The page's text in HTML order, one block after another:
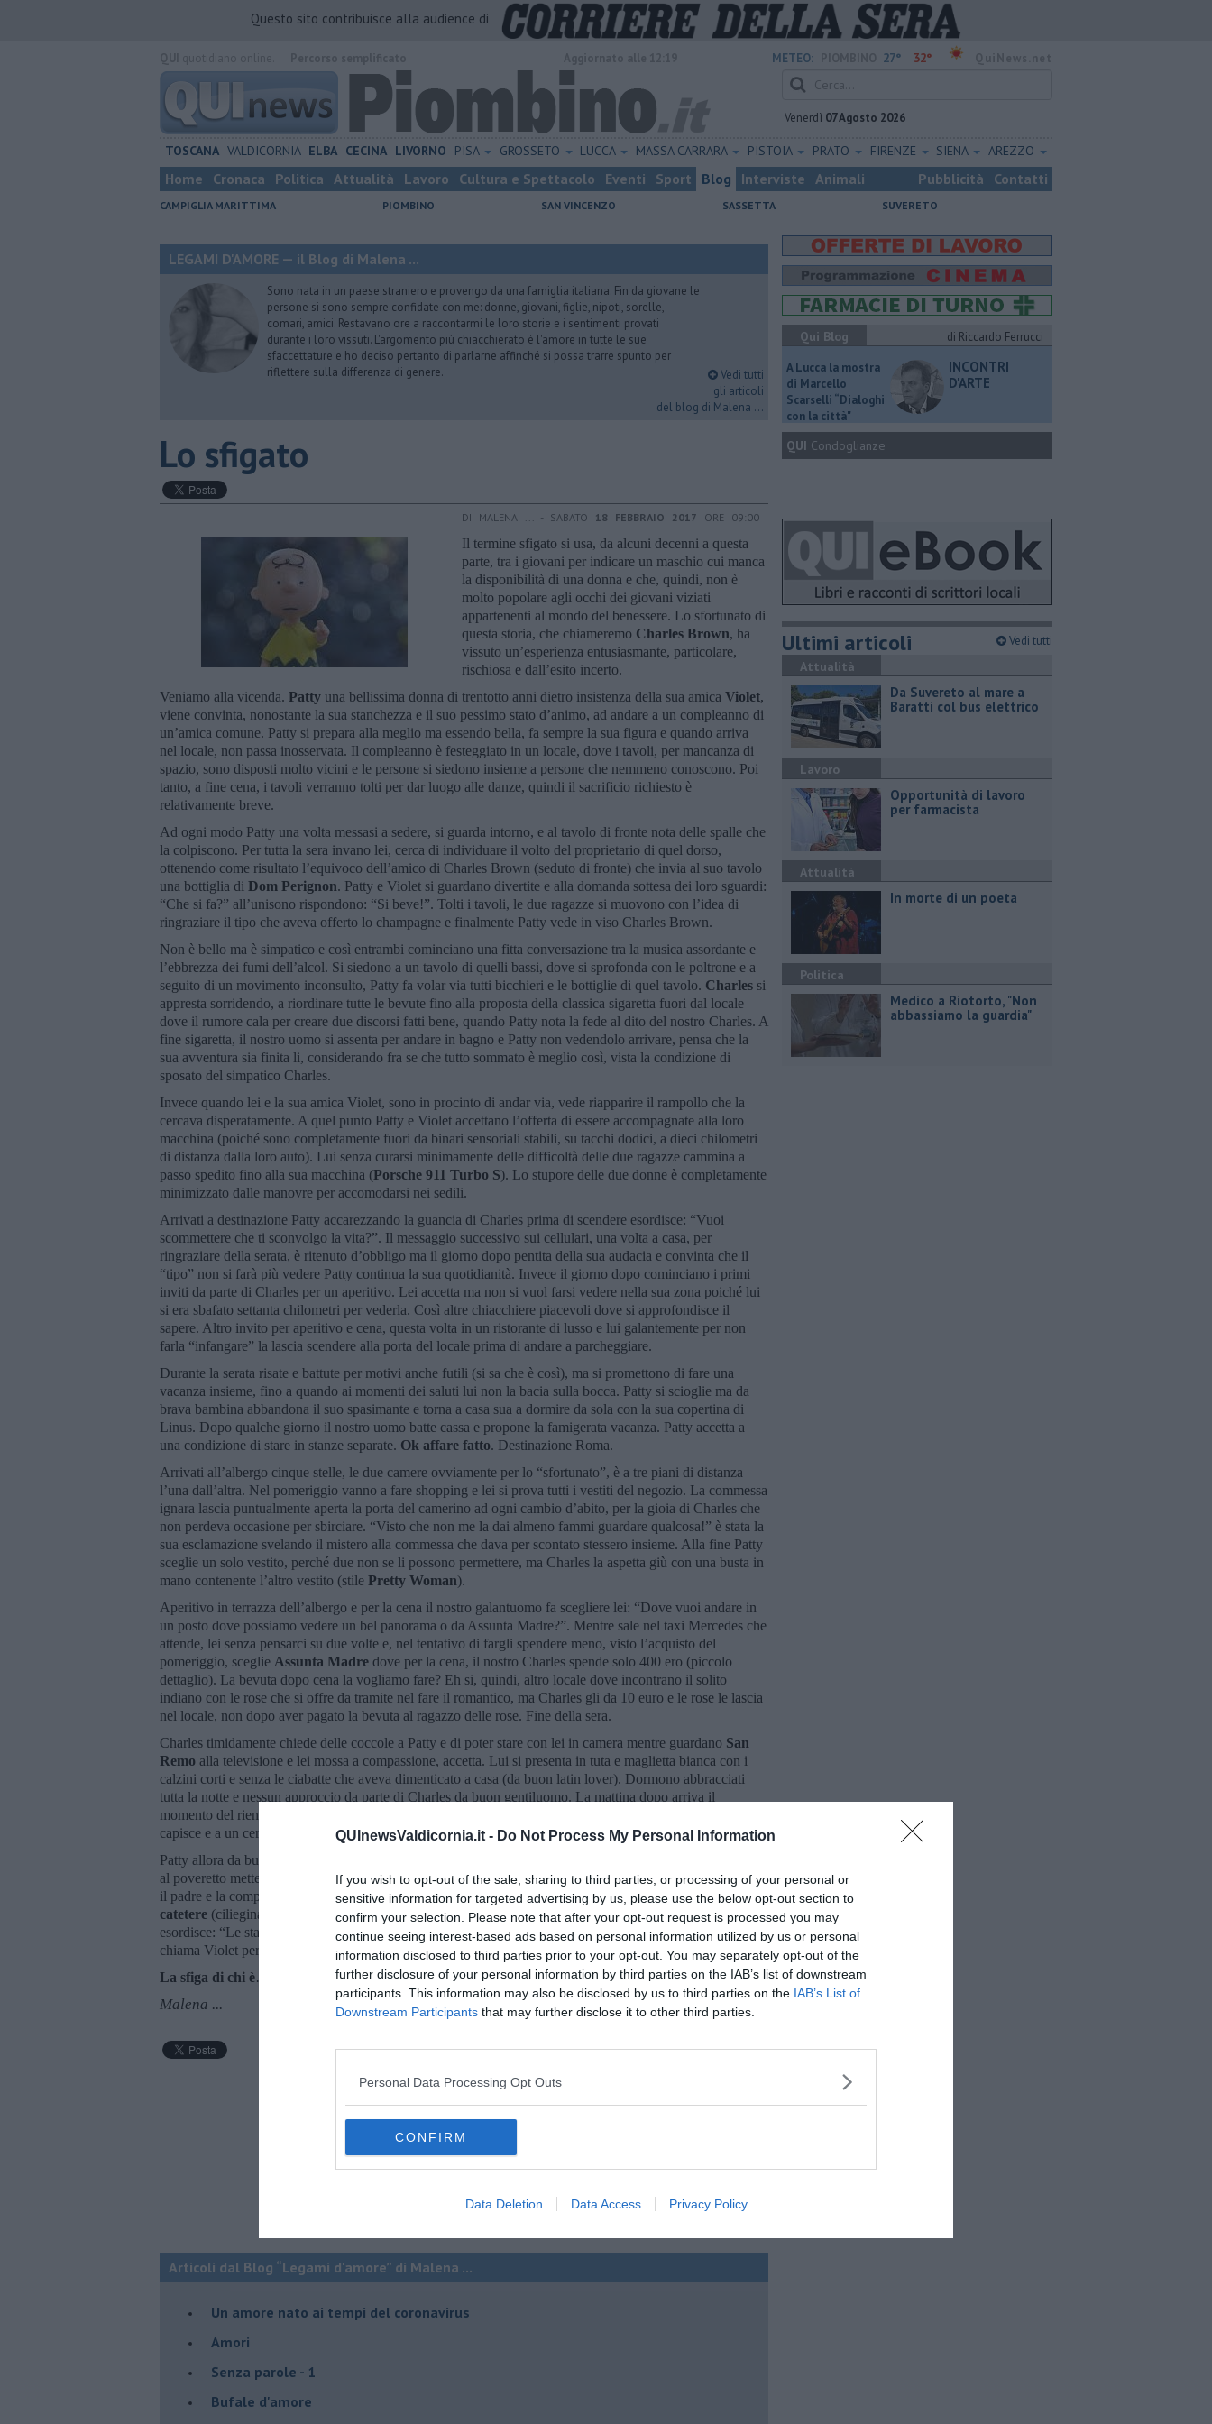
QUInewsValdicornia.it - Do Not Process My Personal Information
If you wish to opt-out of the sale, sharing to third parties, or processing of your personal or
sensitive information for targeted advertising by us, please use the below opt-out section to
confirm your selection. Please note that after your opt-out request is processed you may
continue seeing interest-based ads based on personal information utilized by us or personal
information disclosed to third parties prior to your opt-out. You may separately opt-out of the
further disclosure of your personal information by third parties on the IAB’s list of downstream
participants. This information may also be disclosed by us to third parties on the IAB’s List of
Downstream Participants that may further disclose it to other third parties.
Personal Data Processing Opt Outs
CONFIRM
Data Deletion Data Access Privacy Policy
Questo sito contribuisce alla audience di
METEO: 27° 32°
Venerdì 07 Agosto 2026
TOSCANA VALDICORNIA ELBA CECINA LIVORNO PISA GROSSETO LUCCA MASSA CARRARA PISTOIA PRATO FIRENZE SIENA AREZZO
Home Cronaca Politica Attualità Lavoro Cultura e Spettacolo Eventi Sport Blog Interviste Animali Pubblicità Contatti
CAMPIGLIA MARITTIMA PIOMBINO SAN VINCENZO SASSETTA SUVERETO
LEGAMI D'AMORE — il Blog di Malena ...
Sono nata in un paese straniero e provengo da una famiglia italiana. Fin da giovane le
persone si sono sempre confidate con me: donne, giovani, figlie, nipoti, sorelle,
comari, amici. Restavano ore a raccontarmi le loro storie e i sentimenti provati
durante i loro vissuti. L'argomento più chiacchierato è l'amore in tutte le sue
sfaccettature e ho deciso pertanto di parlarne affinché si possa trarre spunto per
riflettere sulla differenza di genere.
Vedi tutti
gli articoli
del blog di Malena ...
Lo sfigato
DI MALENA ... - SABATO 18 FEBBRAIO 2017 ORE 09:00
Il termine sfigato si usa, da alcuni decenni a questa
parte, tra i giovani per indicare un maschio cui manca
la disponibilità di una donna e che, quindi, non è
molto popolare agli occhi dei giovani viziati
appartenenti al mondo del benessere. Lo sfortunato di
questa storia, che chiameremo Charles Brown, ha
vissuto un’esperienza entusiasmante, particolare,
rischiosa e dall’esito incerto.
Veniamo alla vicenda. Patty una bellissima donna di trentotto anni dietro insistenza della sua amica Violet,
viene convinta, nonostante la sua stanchezza e il suo pessimo stato d’animo, ad andare a un compleanno di
un’amica comune. Patty si prepara alla meglio ma essendo bella, fa sempre la sua figura e quando arriva
nel locale, non passa inosservata. Il compleanno è festeggiato in un locale, dove i tavoli, per mancanza di
spazio, sono disposti molto vicini e le persone si siedono insieme a persone che nemmeno conoscono. Poi
tanto, a fine cena, i tavoli verranno tolti per dar luogo alle danze, quindi il sacrificio richiesto è
relativamente breve.
Ad ogni modo Patty una volta messasi a sedere, si guarda intorno, e al tavolo di fronte nota delle spalle che
la colpiscono. Per tutta la sera invano lei, cerca di individuare il volto del proprietario di quel dorso,
ottenendo come risultato l’equivoco dell’amico di Charles Brown (seduto di fronte) che invia al suo tavolo
una bottiglia di Dom Perignon. Patty e Violet si guardano divertite e alla domanda sottesa dei loro sguardi:
“Che si fa?” all’unisono rispondono: “Si beve!”. Tolti i tavoli, le due ragazze si muovono con l’idea di
ringraziare il tipo che aveva offerto lo champagne e finalmente Patty vede in viso Charles Brown.
Non è bello ma è simpatico e così entrambi cominciano una fitta conversazione tra la musica assordante e
l’ebbrezza dei fumi dell’alcol. Si siedono a un tavolo di quelli bassi, dove si sprofonda con le poltrone e a
seguito di un movimento inconsulto, Patty fa volar via tutti bicchieri e le bottiglie di quel tavolo. Charles si
appresta sorridendo, a riordinare tutte le bevute fino alla proposta della classica sigaretta fuori dal locale
dove il rumore cala per creare due discorsi fatti bene, quando Patty nota la fede al dito del nostro Charles. A
fine sigaretta, il nostro uomo si assenta per andare in bagno e Patty non vedendolo arrivare, pensa che la
sua avventura sia finita li, considerando fra se che tutto sommato è meglio così, vista la condizione di
sposato del simpatico Charles.
Invece quando lei e la sua amica Violet, sono in procinto di andar via, vede riapparire il rampollo che la
cercava disperatamente. A quel punto Patty e Violet accettano l’offerta di essere accompagnate alla loro
macchina (poiché sono completamente fuori da binari sensoriali stabili, su tacchi dodici, a dieci chilometri
di distanza dalla loro auto). Lui senza curarsi minimamente delle difficoltà delle due ragazze cammina a
passo spedito fino alla sua macchina (Porsche 911 Turbo S). Lo stupore delle due donne è completamente
minimizzato dalle manovre per accomodarsi nei sedili.
Arrivati a destinazione Patty accarezzando la guancia di Charles prima di scendere esordisce: “Vuoi
scommettere che ti sconvolgo la vita?”. Il messaggio successivo sui cellulari, una volta a casa, per
ringraziare della serata, è ritenuto d’obbligo ma il giorno dopo pentita della sua audacia e convinta che il
“tipo” non si farà più vedere Patty continua la sua quotidianità. Invece il giorno dopo cominciano i primi
inviti da parte di Charles per un aperitivo. Lei accetta ma non si vuol farsi vedere nella sua zona poiché lui
si era sbafato settanta chilometri per vederla. Così altre chiacchiere piacevoli dove si approfondisce il
sapere. Altro invito per aperitivo e cena, questa volta in un ristorante di lusso e lui galantemente per non
farla “infangare” la lascia scendere alla porta del locale prima di andare a parcheggiare.
Durante la serata risate e battute per motivi anche futili (si sa che è così), ma si promettono di fare una
vacanza insieme, fino a quando ai momenti dei saluti lui non la bacia sulla bocca. Patty si scioglie ma da
brava bambina abbandona il suo spasimante e torna a casa sua a dormire da sola con la sua copertina di
Linus. Dopo qualche giorno il nostro uomo batte cassa e propone la famigerata vacanza. Patty accetta a
una condizione di stare in stanze separate. Ok affare fatto. Destinazione Roma.
Arrivati all’albergo cinque stelle, le due camere ovviamente per lo “sfortunato”, è a tre piani di distanza
l’una dall’altra. Nel pomeriggio vanno a fare shopping e lei si prova tutti i vestiti del negozio. La commessa
ignara lascia puntualmente aperta la porta del camerino ad ogni cambio d’abito, per la gioia di Charles che
non perdeva occasione per sbirciare. “Visto che non me la dai almeno fammi guardare qualcosa!” è stata la
sua esclamazione svelando il mistero alla commessa che dava per scontato stessero insieme. Alla fine Patty
sceglie un solo vestito, perché due non se li possono permettere, ma Charles la aspetta giù con una busta in
mano contenente l’altro vestito (stile Pretty Woman).
Aperitivo in terrazza dell’albergo e per la cena il nostro galantuomo fa scegliere lei: “Dove vuoi andare in
un posto dove possiamo vedere un bel panorama o da Assunta Madre?”. Mentre sale nel taxi Mercedes che
attende, lei senza pensarci su due volte e, nel tentativo di fargli spendere meno, visto l’acquisto del
pomeriggio, sceglie Assunta Madre dove per la cena, il nostro Charles spende solo 400 ero (piccolo
dettaglio). La bevuta dopo cena la vogliamo fare? Eh si, quindi, altro locale dove incontrano il solito
indiano con le rose che si offre da tramite nel fare il romantico, ma Charles gli da 10 euro e le rose le lascia
nel locale, non dopo aver pagato la bevuta al ragazzo delle rose. Fine della sera.
Charles timidamente chiede delle coccole a Patty e di poter stare con lei in camera mentre guardano San
Remo alla televisione e lei mossa a compassione, accetta. Lui si presenta in tuta e maglietta bianca con i
calzini corti e senza le ciabatte che aveva dimenticato a casa (da buon latin lover). Dormono abbracciati
tutta la notte e nessun approccio da parte di Charles da buon gentiluomo. La mattina dopo arriva il
momento del rientro ma lui è strano, inquieto, quasi sofferente. Va su e giù e non si da pace. Lei non
capisce e a un certo punto lui esordisce: “Mi sento male!”. “Credo di avere la cistite!”.
Patty allora da buona crocerossina propone di camminare e di bere, facendogli scolare ben 2 litri di acqua
al poveretto mettendolo definitivamente ko poiché in realtà aveva una prostatite acuta. Lui disperato chiama
il padre e la compagna per farsi venire a prendere e nel frattempo va in ospedale, dovegli inseriscono un
catetere (ciliegina sulla torta). All’infermiera racconta la sua avventura me lei senza curarsi minimante
esordisce: “Le sta bene così impara ad andare a giro con l’amante!”. Patty torna a casa con il treno e
chiama Violet per farsi venire a prendere piangente e delusa per come sono andate le cose.
La sfiga di chi è… di Patty o di Charles Brown?.
Malena ...
Articoli dal Blog “Legami d'amore” di Malena ...
Un amore nato ai tempi del coronavirus
Amori
Senza parole - 1
Bufale d'amore
Qui Blog
di Riccardo Ferrucci
A Lucca la mostra
di Marcello
Scarselli “Dialoghi
con la città"
INCONTRI
D'ARTE
QUI Condoglianze
Ultimi articoli Vedi tutti
Attualità
Da Suvereto al mare a
Baratti col bus elettrico
Lavoro
Opportunità di lavoro
per farmacista
Attualità
In morte di un poeta
Politica
Medico a Riotorto, "Non
abbassiamo la guardia"